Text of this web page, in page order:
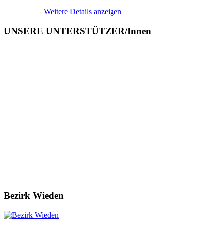
Weitere Details anzeigen
UNSERE UNTERSTÜTZER/Innen
Bezirk Wieden